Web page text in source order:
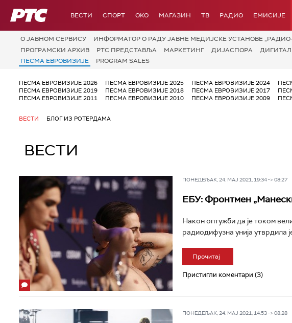
РТС ВЕСТИ СПОРТ OKO МАГАЗИН ТВ РАДИО ЕМИСИЈЕ
О JАВНОМ СЕРВИСУ ИНФОРМАТОР О РАДУ ЈАВНЕ МЕДИЈСКЕ УСТАНОВЕ
ПРОГРАМСКИ АРХИВ
РТС ПРЕДСТАВЉА МАРКЕТИНГ ДИЈАСПОРА
ПЕСМА ЕВРОВИЗИЈЕ
PROGRAM SALES
ПЕСМА ЕВРОВИЗИЈЕ 2026 ПЕСМА ЕВРОВИЗИЈЕ 2025 ПЕСМА ЕВРОВИЗИЈЕ 2024
ПЕСМА ЕВРОВИЗИЈЕ 2019
ПЕСМА ЕВРОВИЗИЈЕ 2018 ПЕСМА ЕВРОВИЗИЈЕ 2017
ПЕСМА ЕВРОВИЗИЈЕ 2011
ПЕСМА ЕВРОВИЗИЈЕ 2010 ПЕСМА ЕВРОВИЗИЈЕ 2009
ВЕСТИ БЛОГ ИЗ РОТЕРДАМА
ВЕСТИ
ПОНЕДЕЉАК, 24. МАЈ 2021, 19:34 -> 08:27
ЕБУ: Фронтмен
Након оптужби да је током
радиодифузна унија утврдила
Прочитај
Пристигли коментари (3)
ПОНЕДЕЉАК, 24. МАЈ 2021, 14:53 -> 08:28